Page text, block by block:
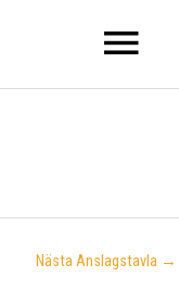
Nästa Anslagstavla →